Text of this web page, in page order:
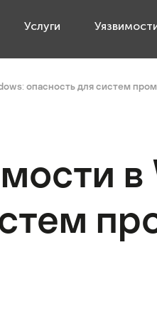
Услуги
опасность для систем
в